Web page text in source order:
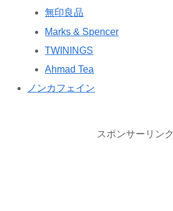
無印良品
Marks & Spencer
TWININGS
Ahmad Tea
ノンカフェイン
スポンサーリンク